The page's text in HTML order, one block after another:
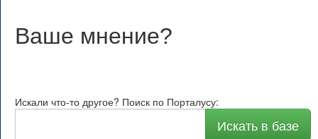
Ваше мнение?
Искали что-то другое? Поиск по Порталусу:
Искать в базе